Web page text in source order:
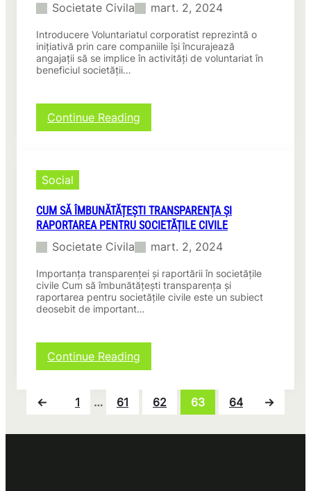
civile!
Societate Civila mart. 2, 2024
Introducere Voluntariatul corporatist reprezintă o
inițiativă prin care companiile își încurajează
angajații să se implice în activități de voluntariat în
beneficiul societății…
Continue Reading
Implicate
civile!
Social
CUM SĂ ÎMBUNĂTĂȚEȘTI TRANSPARENȚA ȘI
RAPORTAREA PENTRU SOCIETĂȚILE CIVILE
Societate Civila mart. 2, 2024
Importanța transparenței și raportării în societățile
civile Cum să îmbunătățești transparența și
raportarea pentru societățile civile este un subiect
deosebit de important…
Continue Reading
Cum
îmbunătățești
transparența
← 1 … 61 62 63 64 →